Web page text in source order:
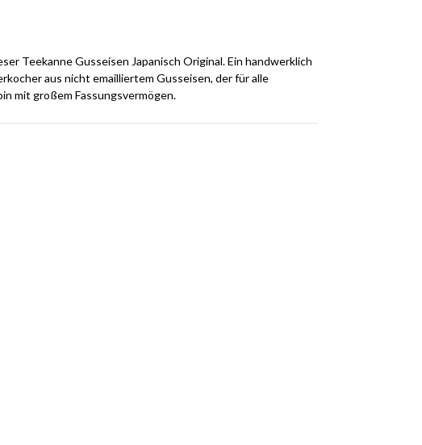
Teekanne Gusseisen Japanisch Original. Ein handwerklich
aus nicht emailliertem Gusseisen, der für alle
mit großem Fassungsvermögen.